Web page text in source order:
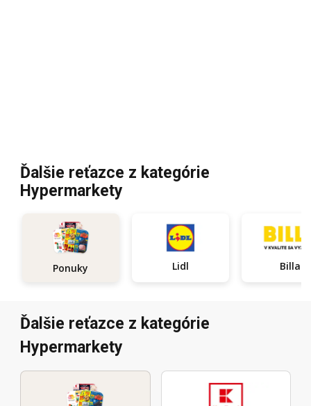
Ďalšie reťazce z kategórie
Hypermarkety
Ponuky Lidl Billa
Ďalšie reťazce z kategórie
Hypermarkety